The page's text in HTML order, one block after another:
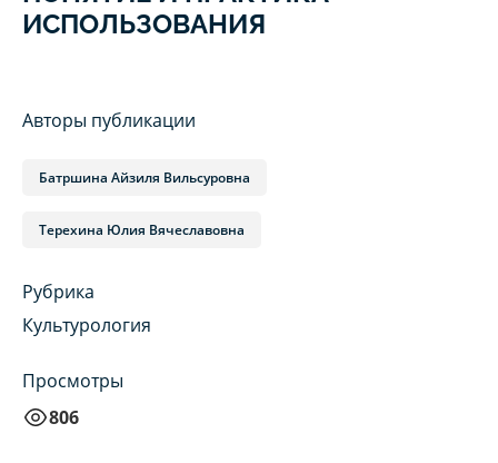
ИСПОЛЬЗОВАНИЯ
Авторы публикации
Батршина Айзиля Вильсуровна
Терехина Юлия Вячеславовна
Рубрика
Культурология
Просмотры
806